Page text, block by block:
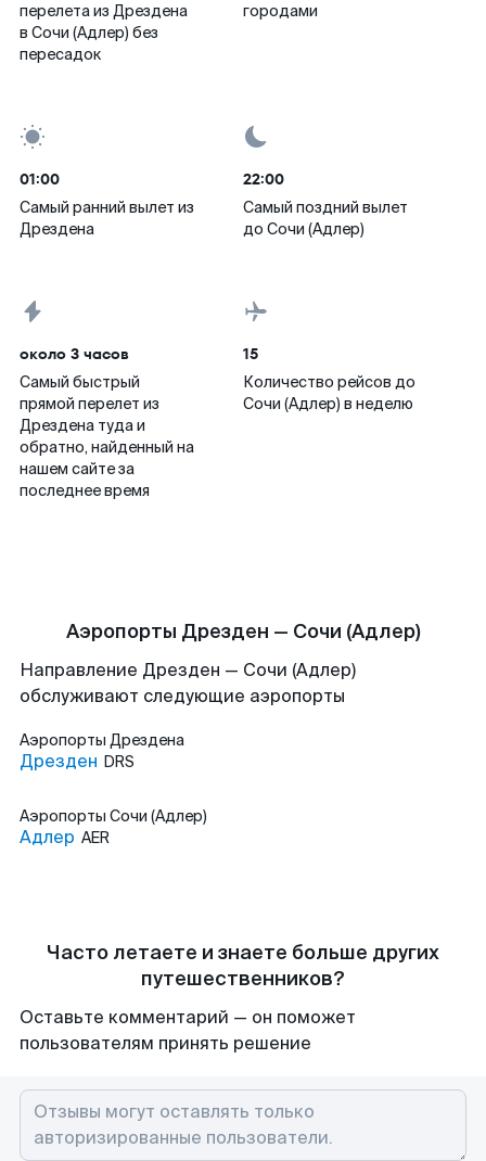
перелета из Дрездена
в Сочи (Адлер) без
пересадок
городами
01:00
Самый ранний вылет из
Дрездена
22:00
Самый поздний вылет
до Сочи (Адлер)
около 3 часов
Самый быстрый
прямой перелет из
Дрездена туда и
обратно, найденный на
нашем сайте за
последнее время
15
Количество рейсов до
Сочи (Адлер) в неделю
Аэропорты Дрезден — Сочи (Адлер)
Направление Дрезден — Сочи (Адлер)
обслуживают следующие аэропорты
Аэропорты Дрездена
Дрезден DRS
Аэропорты Сочи (Адлер)
Адлер AER
Часто летаете и знаете больше других
путешественников?
Оставьте комментарий — он поможет
пользователям принять решение